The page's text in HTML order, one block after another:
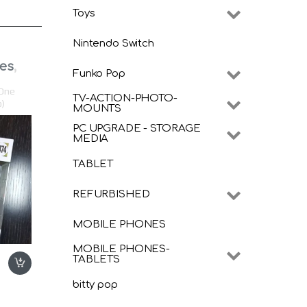
,
Toys
Nintendo Switch
Funko Pop
TV-ACTION-PHOTO-
MOUNTS
PC UPGRADE - STORAGE
MEDIA
TABLET
REFURBISHED
MOBILE PHONES
MOBILE PHONES-
TABLETS
bitty pop